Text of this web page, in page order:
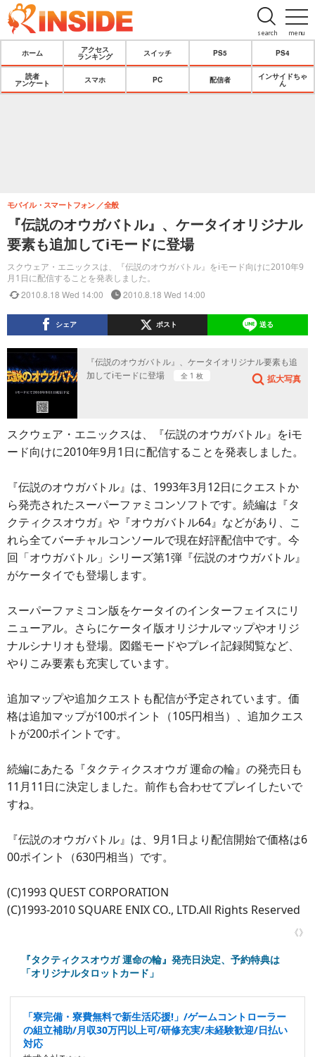
menu
search
ホーム
アクセス
ランキング
スイッチ PS5 PS4
読者
アンケート
スマホ PC 配信者
インサイドちゃ
ん
『伝説のオウガバトル』、ケータイオリジナル
要素も追加してiモードに登場
スクウェア・エニックスは、『伝説のオウガバトル』をiモード向けに2010年9
月1日に配信することを発表しました。
モバイル・スマートフォン 全般
2010.8.18 Wed 14:00 2010.8.18 Wed 14:00
シェア ポスト 送る
『伝説のオウガバトル』、ケータイオリジナル要素も追
加してiモードに登場
全 1 枚 拡大写真
スクウェア・エニックスは、『伝説のオウガバトル』をiモ
ード向けに2010年9月1日に配信することを発表しました。
『伝説のオウガバトル』は、1993年3月12日にクエストか
ら発売されたスーパーファミコンソフトです。続編は『タ
クティクスオウガ』や『オウガバトル64』などがあり、こ
れら全てバーチャルコンソールで現在好評配信中です。今
回「オウガバトル」シリーズ第1弾『伝説のオウガバトル』
がケータイでも登場します。
スーパーファミコン版をケータイのインターフェイスにリ
ニューアル。さらにケータイ版オリジナルマップやオリジ
ナルシナリオも登場。図鑑モードやプレイ記録閲覧など、
やりこみ要素も充実しています。
追加マップや追加クエストも配信が予定されています。価
格は追加マップが100ポイント（105円相当）、追加クエス
トが200ポイントです。
続編にあたる『タクティクスオウガ 運命の輪』の発売日も
11月11日に決定しました。前作も合わせてプレイしたいで
すね。
『伝説のオウガバトル』は、9月1日より配信開始で価格は6
00ポイント（630円相当）です。
(C)1993 QUEST CORPORATION
(C)1993-2010 SQUARE ENIX CO., LTD.All Rights Reserved
《》
『タクティクスオウガ 運命の輪』発売日決定、予約特典は
「オリジナルタロットカード」
「寮完備・寮費無料で新生活応援!」/ゲームコントローラー
の組立補助/月収30万円以上可/研修充実/未経験歓迎/日払い
対応